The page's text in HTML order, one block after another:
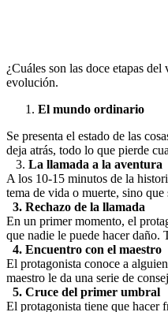
¿Cuáles son las doce etapas
evolución.
El mundo ordinario
Se presenta el estado de las
deja atrás, todo lo que pierde
3. La llamada a la aventura
A los 10-15 minutos de la
tema de vida o muerte, sino
3. Rechazo de la llamada
En un primer momento, el
que nadie le puede hacer daño.
4. Encuentro con el maestro
El protagonista conoce a
maestro le da una serie de
5. Cruce del primer umbral
El protagonista tiene que hacer